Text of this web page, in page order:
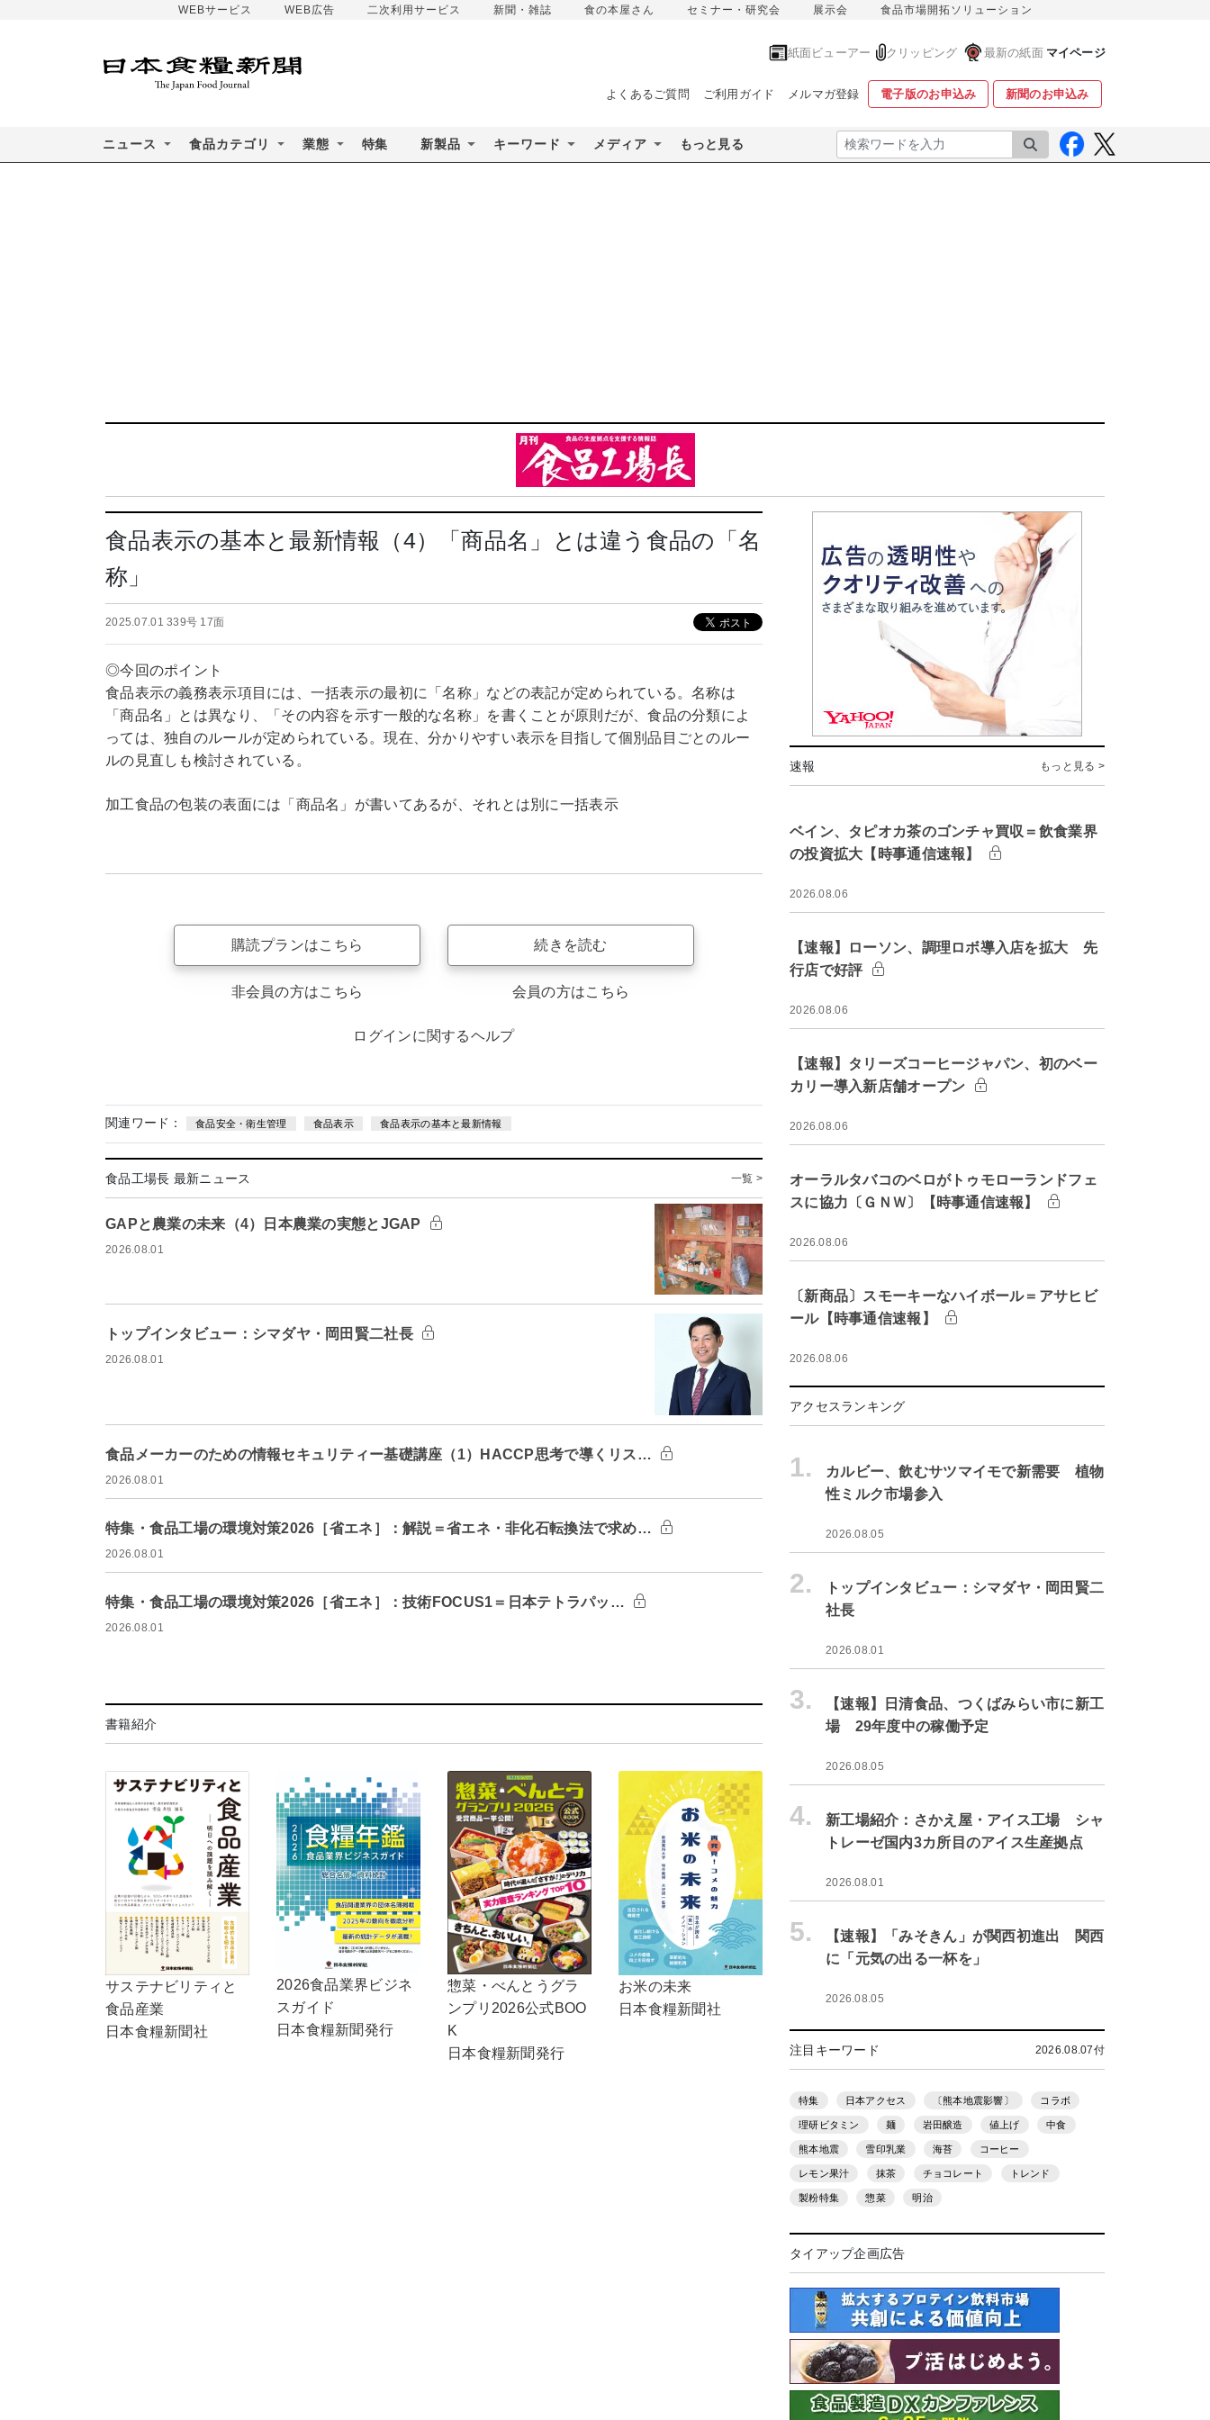
WEBサービス WEB広告 二次利用サービス 新聞・雑誌 食の本屋さん セミナー・研究会 展示会 食品市場開拓ソリューション
紙面ビューアー クリッピング 最新の紙面 マイページ
よくあるご質問 ご利用ガイド メルマガ登録 電子版のお申込み 新聞のお申込み
ニュース 食品カテゴリ 業態 特集 新製品 キーワード メディア もっと見る 検索
食品表示の基本と最新情報（4）「商品名」とは違う食品の「名
称」
2025.07.01 339号 17面
◎今回のポイント
食品表示の義務表示項目には、一括表示の最初に「名称」などの表記が定められている。名称は
「商品名」とは異なり、「その内容を示す一般的な名称」を書くことが原則だが、食品の分類によ
っては、独自のルールが定められている。現在、分かりやすい表示を目指して個別品目ごとのルー
ルの見直しも検討されている。
加工食品の包装の表面には「商品名」が書いてあるが、それとは別に一括表示
購読プランはこちら
非会員の方はこちら
続きを読む
会員の方はこちら
ログインに関するヘルプ
関連ワード： 食品安全・衛生管理 食品表示 食品表示の基本と最新情報
食品工場長 最新ニュース 一覧 >
GAPと農業の未来（4）日本農業の実態とJGAP
2026.08.01
トップインタビュー：シマダヤ・岡田賢二社長
2026.08.01
食品メーカーのための情報セキュリティー基礎講座（1）HACCP思考で導くリス…
2026.08.01
特集・食品工場の環境対策2026［省エネ］：解説＝省エネ・非化石転換法で求め…
2026.08.01
特集・食品工場の環境対策2026［省エネ］：技術FOCUS1＝日本テトラパッ…
2026.08.01
書籍紹介
サステナビリティと
食品産業
日本食糧新聞社
2026食品業界ビジネ
スガイド
日本食糧新聞発行
惣菜・べんとうグラ
ンプリ2026公式BOO
K
日本食糧新聞発行
お米の未来
日本食糧新聞社
速報 もっと見る >
ベイン、タピオカ茶のゴンチャ買収＝飲食業界
の投資拡大【時事通信速報】
2026.08.06
【速報】ローソン、調理ロボ導入店を拡大 先
行店で好評
2026.08.06
【速報】タリーズコーヒージャパン、初のベー
カリー導入新店舗オープン
2026.08.06
オーラルタバコのベロがトゥモローランドフェ
スに協力〔ＧＮＷ〕【時事通信速報】
2026.08.06
〔新商品〕スモーキーなハイボール＝アサヒビ
ール【時事通信速報】
2026.08.06
アクセスランキング
1.
カルビー、飲むサツマイモで新需要 植物
性ミルク市場参入
2026.08.05
2.
トップインタビュー：シマダヤ・岡田賢二
社長
2026.08.01
3.
【速報】日清食品、つくばみらい市に新工
場 29年度中の稼働予定
2026.08.05
4.
新工場紹介：さかえ屋・アイス工場 シャ
トレーゼ国内3カ所目のアイス生産拠点
2026.08.01
5.
【速報】「みそきん」が関西初進出 関西
に「元気の出る一杯を」
2026.08.05
注目キーワード 2026.08.07付
特集 日本アクセス 〔熊本地震影響〕 コラボ
理研ビタミン 麺 岩田醸造 値上げ 中食
熊本地震 雪印乳業 海苔 コーヒー
レモン果汁 抹茶 チョコレート トレンド
製粉特集 惣菜 明治
タイアップ企画広告